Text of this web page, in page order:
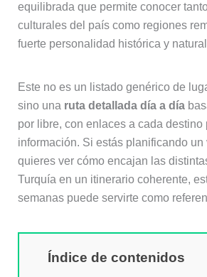
equilibrada que permite conocer
culturales del país como regiones
fuerte personalidad histórica y
Este no es un listado genérico de
sino una ruta detallada día a día
por libre, con enlaces a cada destino
información. Si estás planificando un
quieres ver cómo encajan las
Turquía en un itinerario coherente,
semanas puede servirte como
Índice de contenidos